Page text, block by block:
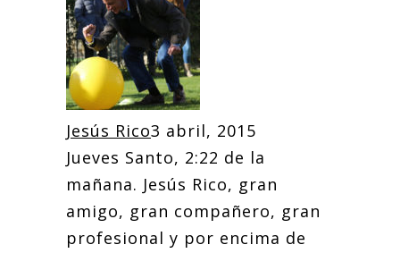
Jesús Rico3 abril, 2015
Jueves Santo, 2:22 de la
mañana. Jesús Rico, gran
amigo, gran compañero, gran
profesional y por encima de